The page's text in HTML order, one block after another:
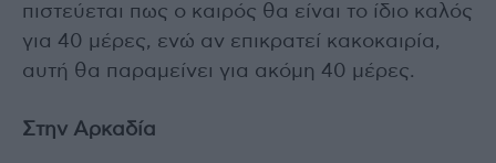
πιστεύεται πως ο καιρός θα είναι το ίδιο καλός
για 40 μέρες, ενώ αν επικρατεί κακοκαιρία,
αυτή θα παραμείνει για ακόμη 40 μέρες.
Στην Αρκαδία